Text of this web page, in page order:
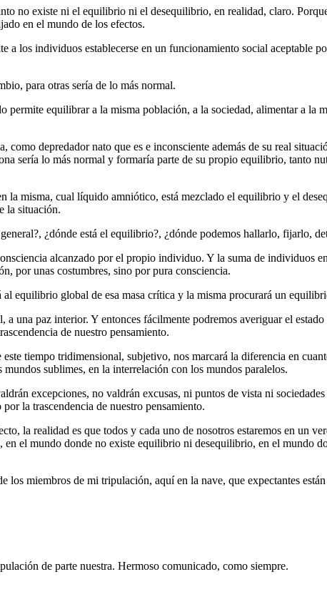
no existe ni el equilibrio ni el desequilibrio, en realidad, claro.
en el mundo de los efectos.
a los individuos establecerse en un funcionamiento social aceptable
para otras sería de lo más normal.
equilibrar a la misma población, a la sociedad, alimentar a la
depredador nato que es e inconsciente además de su real
sería lo más normal y formaría parte de su propio equilibrio, tanto
misma, cual líquido amniótico, está mezclado el equilibrio y el
la situación.
¿dónde está el equilibrio?, ¿dónde podemos hallarlo, fijarlo,
alcanzado por el propio individuo. Y la suma de individuos
por unas costumbres, sino por pura consciencia.
equilibrio global de esa masa crítica y la misma procurará un
una paz interior. Y entonces fácilmente podremos averiguar el
de nuestro pensamiento.
tiempo tridimensional, subjetivo, nos marcará la diferencia en
sublimes, en la interrelación con los mundos paralelos.
excepciones, no valdrán excusas, ni puntos de vista ni
la trascendencia de nuestro pensamiento.
la realidad es que todos y cada uno de nosotros estaremos en un
en el mundo donde no existe equilibrio ni desequilibrio, en el mundo
miembros de mi tripulación, aquí en la nave, que expectantes
de parte nuestra. Hermoso comunicado, como siempre.